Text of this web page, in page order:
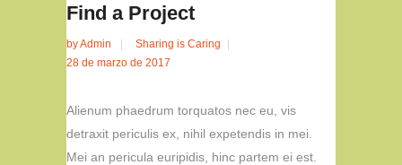
Find a Project
byAdmin
Sharing is Caring
28 de marzo de 2017
Alienum phaedrum torquatos nec eu, vis
detraxit periculis ex, nihil expetendis in mei.
Mei an pericula euripidis, hinc partem ei est.